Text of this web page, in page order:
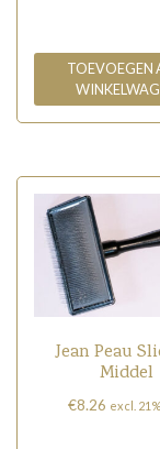
TOEVOEGEN
Jean Peau
Middel
€8.26 excl.